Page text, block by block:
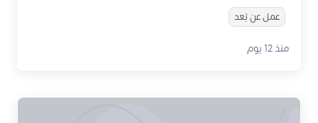
عمل عن بُعد
منذ 12 يوم